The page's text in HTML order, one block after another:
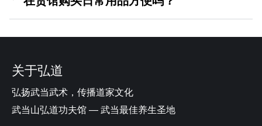
关于弘道
弘扬武当武术，传播道家文化
武当山弘道功夫馆 — 武当最佳养生圣地